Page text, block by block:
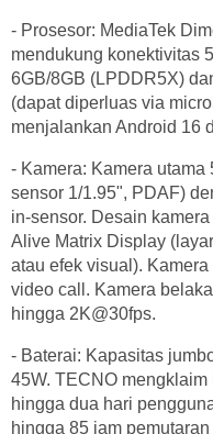
- Prosesor: MediaTek
mendukung konektivitas
6GB/8GB (LPDDR5X)
(dapat diperluas via
menjalankan Android 16
- Kamera: Kamera utama
sensor 1/1.95", PDAF)
in-sensor. Desain
Alive Matrix Display
atau efek visual).
video call. Kamera
hingga 2K@30fps.
- Baterai: Kapasitas
45W. TECNO
hingga dua hari
hingga 85 jam